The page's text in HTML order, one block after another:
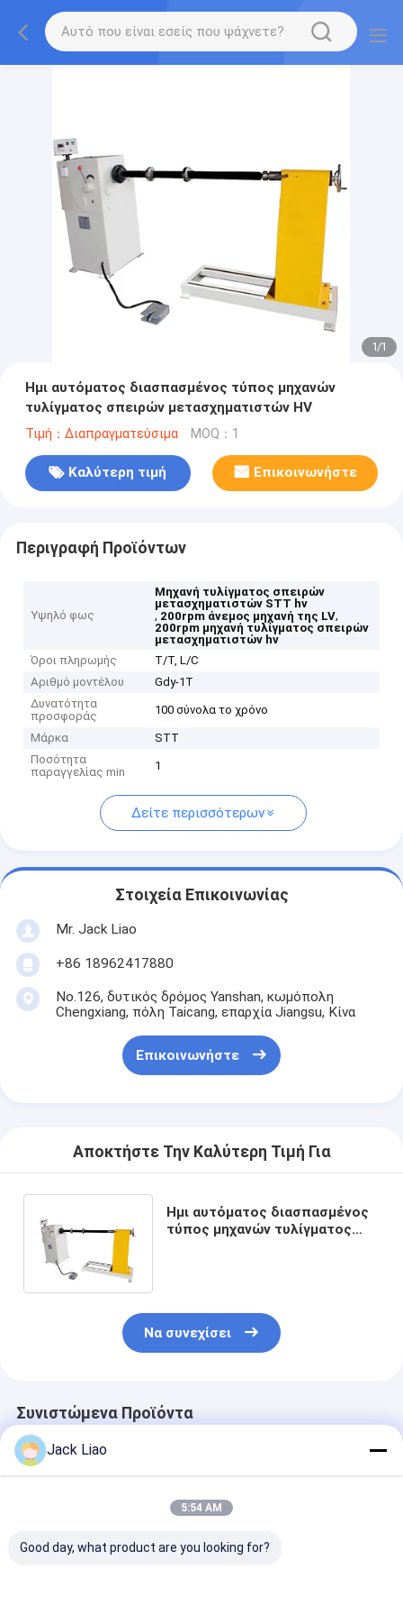
1/1
Ημι αυτόματος διασπασμένος τύπος μηχανών
τυλίγματος σπειρών μετασχηματιστών HV
Τιμή：Διαπραγματεύσιμα MOQ：1
Καλύτερη τιμή Επικοινωνήστε
Περιγραφή Προϊόντων
Υψηλό φως
Μηχανή τυλίγματος σπειρών
μετασχηματιστών STT hv
, 200rpm άνεμος μηχανή της LV,
200rpm μηχανή τυλίγματος σπειρών
μετασχηματιστών hv
Όροι πληρωμής
T/T, L/C
Αριθμό μοντέλου
Gdy-1T
Δυνατότητα
προσφοράς
100 σύνολα το χρόνο
Μάρκα
STT
Ποσότητα
παραγγελίας min
1
Δείτε περισσότερων
Στοιχεία Επικοινωνίας
Mr. Jack Liao
+86 18962417880
No.126, δυτικός δρόμος Yanshan, κωμόπολη
Chengxiang, πόλη Taicang, επαρχία Jiangsu, Κίνα
Επικοινωνήστε
Αποκτήστε Την Καλύτερη Τιμή Για
Ημι αυτόματος διασπασμένος
τύπος μηχανών τυλίγματος
Να συνεχίσει
Συνιστώμενα Προϊόντα
Jack Liao
5:54 AM
Good day, what product are you looking for?